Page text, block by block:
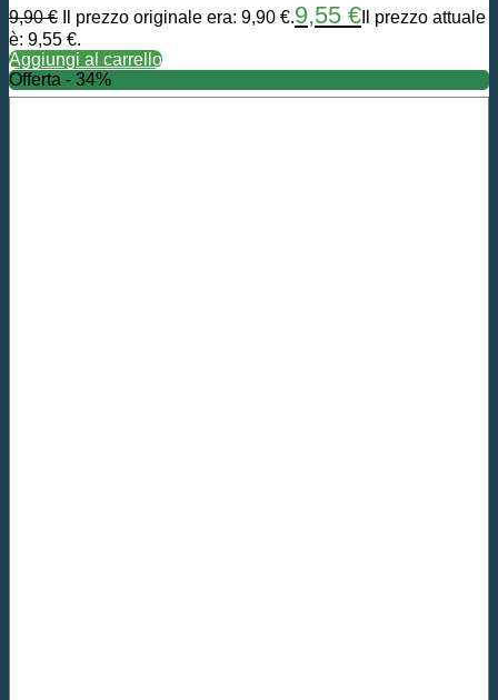
9,90€ Il prezzo originale era: 9,90 €.9,55 € Il prezzo attuale
è: 9,55 €.
Aggiungi al carrello
Offerta - 34%